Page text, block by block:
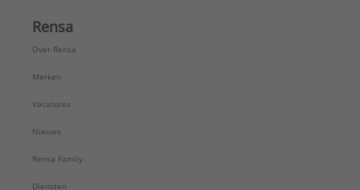
Rensa
Over Rensa
Merken
Vacatures
Nieuws
Rensa Family
Diensten